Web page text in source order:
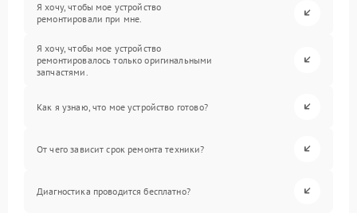
Я хочу, чтобы мое устройство
ремонтировали при мне.
Я хочу, чтобы мое устройство
ремонтировалось только оригинальными
запчастями.
Как я узнаю, что мое устройство готово?
От чего зависит срок ремонта техники?
Диагностика проводится бесплатно?